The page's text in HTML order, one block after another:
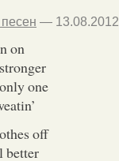
— 13.08.2012
on
one
off
better